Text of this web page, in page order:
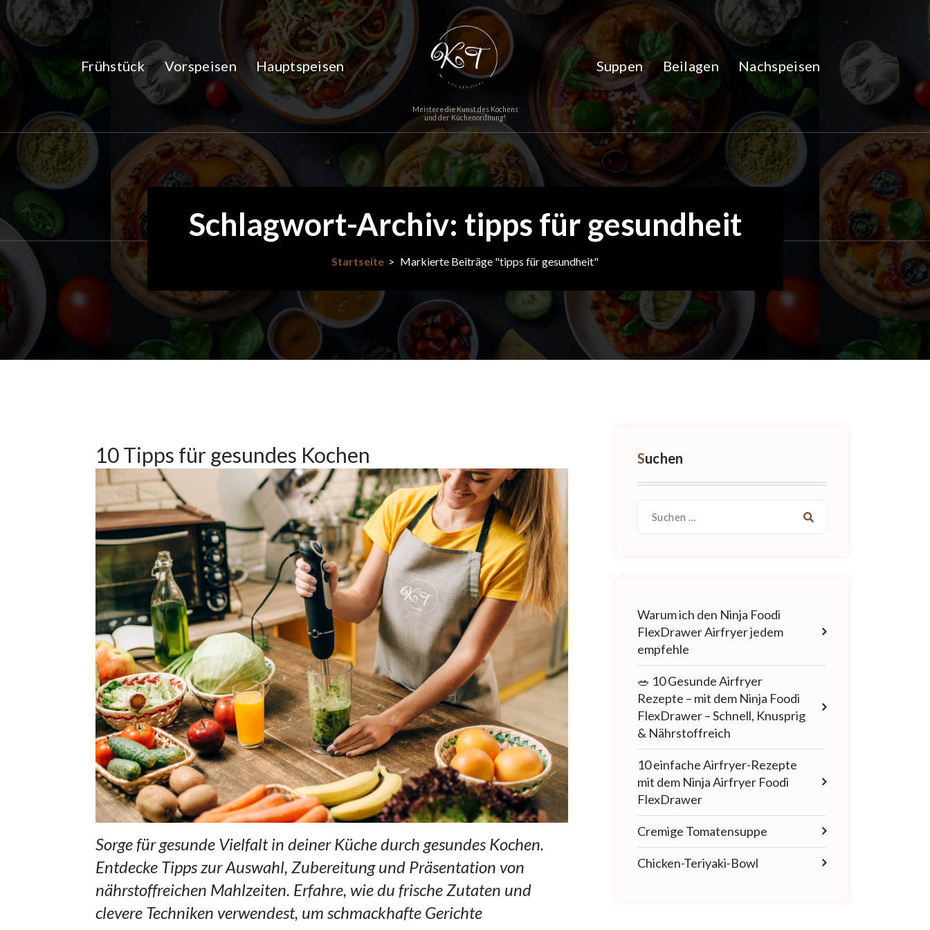
Zum
Inhalt
springen
Frühstück Vorspeisen Hauptspeisen
Meistere die Kunst des Kochens
und der Küchenordnung!
Suppen Beilagen Nachspeisen
Schlagwort-Archiv: tipps für gesundheit
Startseite> Markierte Beiträge "tipps für gesundheit"
1
NOV.
2023
2023
10 Tipps für gesundes Kochen
Sorge für gesunde Vielfalt in deiner Küche durch gesundes Kochen.
Entdecke Tipps zur Auswahl, Zubereitung und Präsentation von
nährstoffreichen Mahlzeiten. Erfahre, wie du frische Zutaten und
clevere Techniken verwendest, um schmackhafte Gerichte
Suchen
nach:
Warum ich den Ninja Foodi
FlexDrawer Airfryer jedem
empfehle
🥗 10 Gesunde Airfryer
Rezepte – mit dem Ninja Foodi
FlexDrawer – Schnell, Knusprig
& Nährstoffreich
10 einfache Airfryer-Rezepte
mit dem Ninja Airfryer Foodi
FlexDrawer
Cremige Tomatensuppe
Chicken-Teriyaki-Bowl